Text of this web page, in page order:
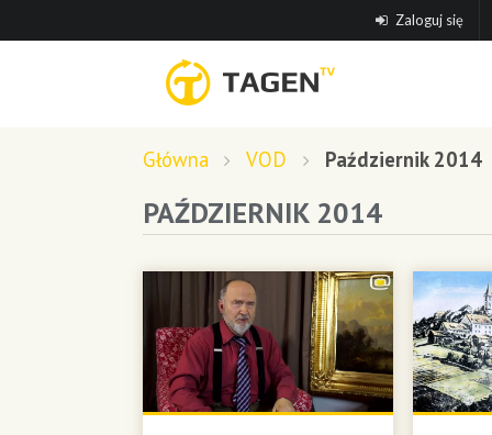
Zaloguj się
Główna VOD Październik 2014
PAŹDZIERNIK 2014